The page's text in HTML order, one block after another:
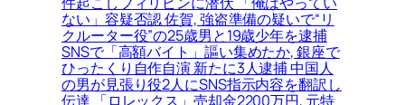
ない」容疑否認 佐賀, 強盗準備の疑いで“リ
クルーター役”の25歳男と19歳少年を逮捕
SNSで「高額バイト」謳い集めたか, 銀座で
ひったくり自作自演 新たに3人逮捕 中国人
の男が見張り役2人にSNS指示内容を翻訳し
伝達 「ロレックス」売却金2200万円, 元特